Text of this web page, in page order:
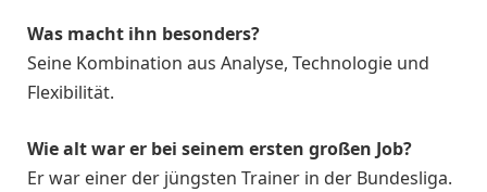
Was macht ihn besonders?
Seine Kombination aus Analyse, Technologie und
Flexibilität.
Wie alt war er bei seinem ersten großen Job?
Er war einer der jüngsten Trainer in der Bundesliga.